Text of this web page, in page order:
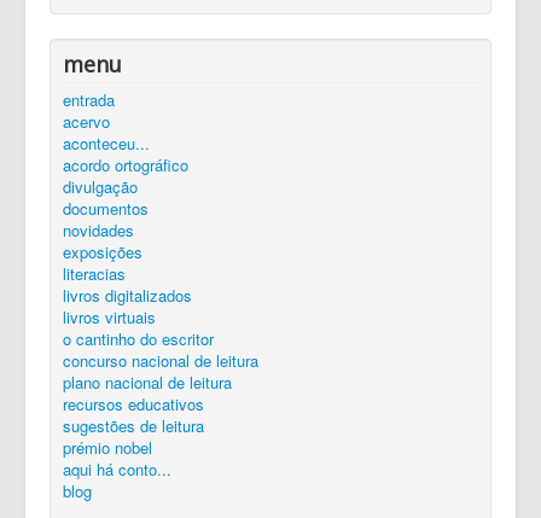
catálogo
equipa
elos
contactos
autenticar
silêncio...
ler é preciso...
exposições...
livroscatálogo
zona de trabalho
Entrada
menu
entrada
acervo
aconteceu...
acordo ortográfico
divulgação
documentos
novidades
exposições
literacias
livros digitalizados
livros virtuais
o cantinho do escritor
concurso nacional de leitura
plano nacional de leitura
recursos educativos
sugestões de leitura
prémio nobel
aqui há conto...
blog